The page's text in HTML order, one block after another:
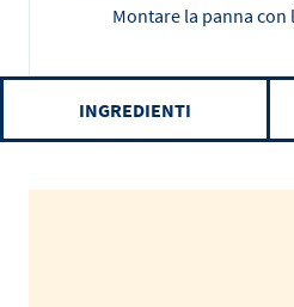
Montare la panna con
INGREDIENTI